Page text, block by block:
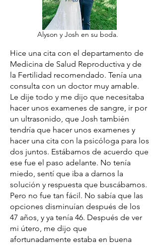
Alyson y Josh en su boda.
Hice una cita con el departamento de
Medicina de Salud Reproductiva y de
la Fertilidad recomendado. Tenía una
consulta con un doctor muy amable.
Le dije todo y me dijo que necesitaba
hacer unos examenes de sangre, ir por
un ultrasonido, que Josh también
tendría que hacer unos examenes y
hacer una cita con la psicóloga para los
dos juntos. Estábamos de acuerdo que
ese fue el paso adelante. No tenía
miedo, sentí que iba a darnos la
solución y respuesta que buscábamos.
Pero no fue tan fácil. No sabía que las
opciones disminuían después de los
47 años, y ya tenía 46. Después de ver
mi útero, me dijo que
afortunadamente estaba en buena